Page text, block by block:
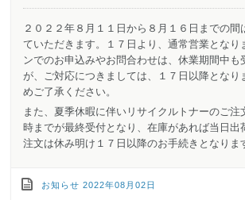
２０２２年８月１１日から８月１６日までの間
ていただきます。１７日より、通常営業とな
ンでのお申込みやお問合わせは、休業期間中も
が、ご対応につきましては、１７日以降となり
めご了承ください。
また、夏季休暇に伴いリサイクルトナーのご注
時までが最終受付となり、在庫があれば当日出
注文は休み明け１７日以降のお手続きとなりま
お知らせ 2022年08月02日